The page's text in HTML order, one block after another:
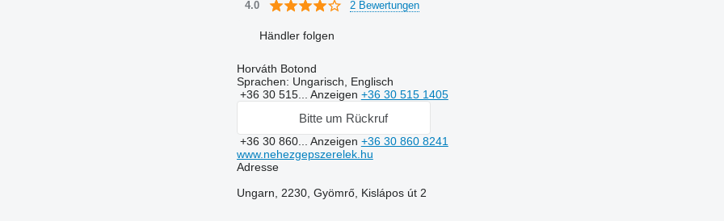
4.0 2 Bewertungen
Händler folgen
Horváth Botond
Sprachen: Ungarisch, Englisch
+36 30 515... Anzeigen +36 30 515 1405
Bitte um Rückruf
+36 30 860... Anzeigen +36 30 860 8241
www.nehezgepszerelek.hu
Adresse
Ungarn, 2230, Gyömrő, Kislápos út 2